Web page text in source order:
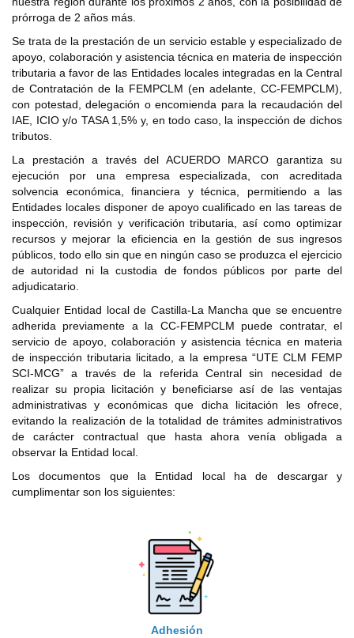
prórroga de 2 años más.
Se trata de la prestación de un servicio estable y especializado de
apoyo, colaboración y asistencia técnica en materia de inspección
tributaria a favor de las Entidades locales integradas en la Central
de Contratación de la FEMPCLM (en adelante, CC-FEMPCLM),
con potestad, delegación o encomienda para la recaudación del
IAE, ICIO y/o TASA 1,5% y, en todo caso, la inspección de dichos
tributos.
La prestación a través del ACUERDO MARCO garantiza su
ejecución por una empresa especializada, con acreditada
solvencia económica, financiera y técnica, permitiendo a las
Entidades locales disponer de apoyo cualificado en las tareas de
inspección, revisión y verificación tributaria, así como optimizar
recursos y mejorar la eficiencia en la gestión de sus ingresos
públicos, todo ello sin que en ningún caso se produzca el ejercicio
de autoridad ni la custodia de fondos públicos por parte del
adjudicatario.
Cualquier Entidad local de Castilla-La Mancha que se encuentre
adherida previamente a la CC-FEMPCLM puede contratar, el
servicio de apoyo, colaboración y asistencia técnica en materia
de inspección tributaria licitado, a la empresa “UTE CLM FEMP
SCI-MCG” a través de la referida Central sin necesidad de
realizar su propia licitación y beneficiarse así de las ventajas
administrativas y económicas que dicha licitación les ofrece,
evitando la realización de la totalidad de trámites administrativos
de carácter contractual que hasta ahora venía obligada a
observar la Entidad local.
Los documentos que la Entidad local ha de descargar y
cumplimentar son los siguientes:
Adhesión